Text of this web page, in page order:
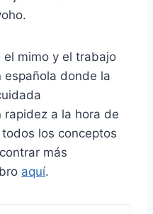
mimo y el trabajo
española donde la
rapidez a la hora de
los conceptos
más
aquí.